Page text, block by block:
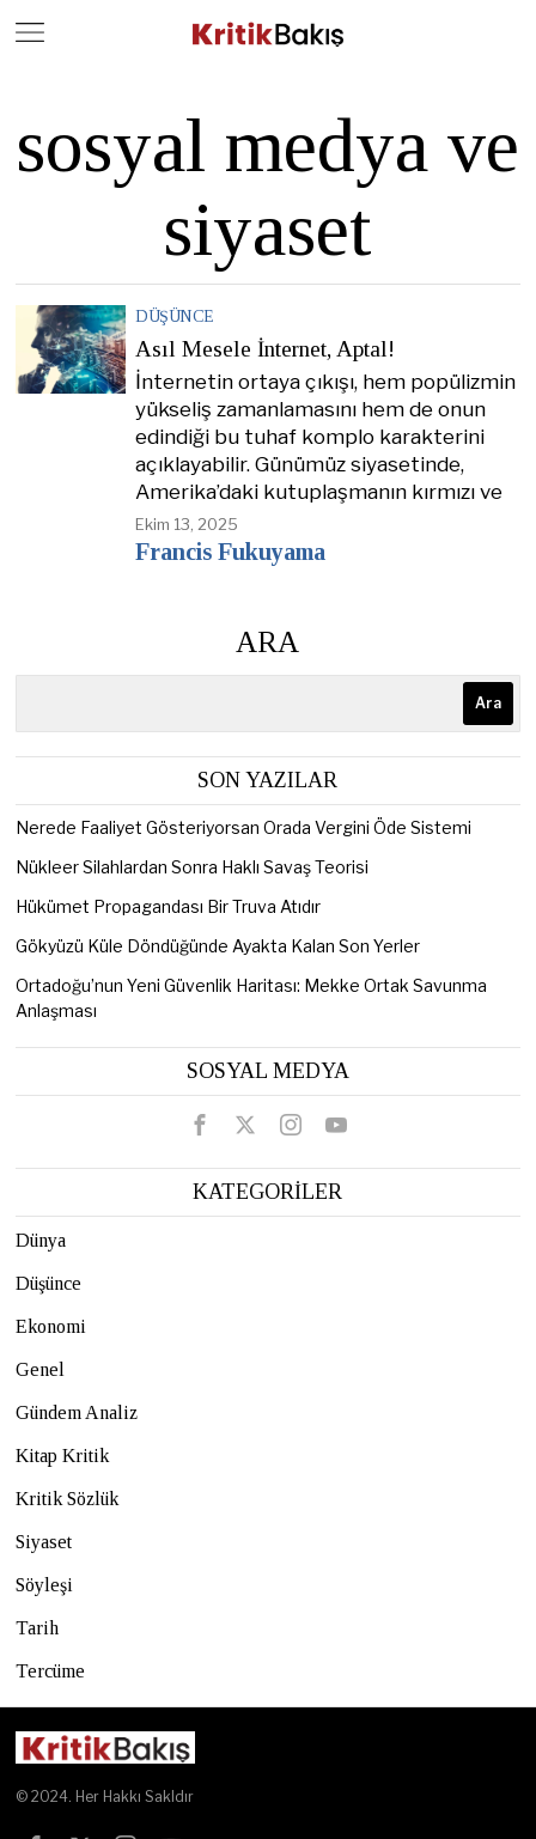
sosyal medya ve
siyaset
DÜŞÜNCE
Asıl Mesele İnternet, Aptal!
İnternetin ortaya çıkışı, hem popülizmin
yükseliş zamanlamasını hem de onun
edindiği bu tuhaf komplo karakterini
açıklayabilir. Günümüz siyasetinde,
Amerika’daki kutuplaşmanın kırmızı ve
Ekim 13, 2025
Francis Fukuyama
ARA
Ara
SON YAZILAR
Nerede Faaliyet Gösteriyorsan Orada Vergini Öde Sistemi
Nükleer Silahlardan Sonra Haklı Savaş Teorisi
Hükümet Propagandası Bir Truva Atıdır
Gökyüzü Küle Döndüğünde Ayakta Kalan Son Yerler
Ortadoğu’nun Yeni Güvenlik Haritası: Mekke Ortak Savunma
Anlaşması
SOSYAL MEDYA
KATEGORİLER
Dünya
Düşünce
Ekonomi
Genel
Gündem Analiz
Kitap Kritik
Kritik Sözlük
Siyaset
Söyleşi
Tarih
Tercüme
© 2024. Her Hakkı Sakldır